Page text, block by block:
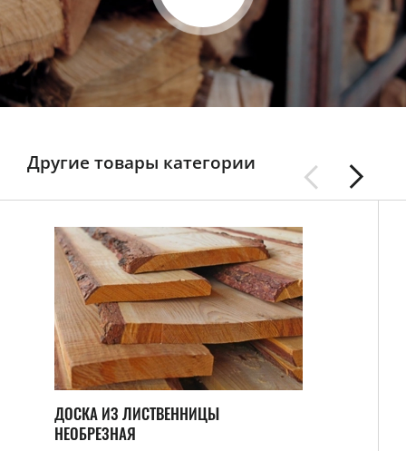
Другие товары категории
ДОСКА ИЗ ЛИСТВЕННИЦЫ
НЕОБРЕЗНАЯ